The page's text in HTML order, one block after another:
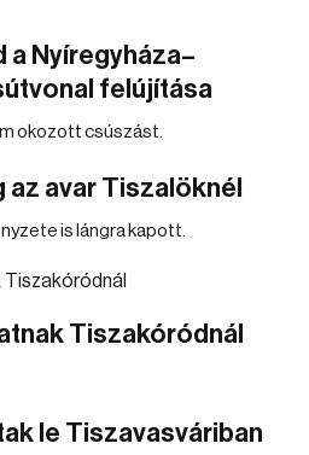
a Nyíregyháza–
felújítása
okozott csúszást.
az avar Tiszalöknél
is lángra kapott.
Tiszakóródnál
le Tiszavasváriban